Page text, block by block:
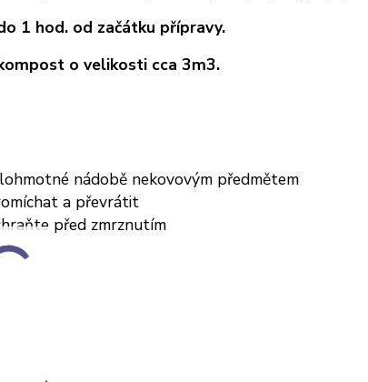
1 hod. od začátku přípravy.
o velikosti cca 3m3.
nádobě nekovovým předmětem
a převrátit
před zmrznutím